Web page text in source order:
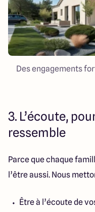
Des engagements
3. L’écoute,
ressemble
Parce que chaque
l’être aussi. Nous
Être à l’écoute de